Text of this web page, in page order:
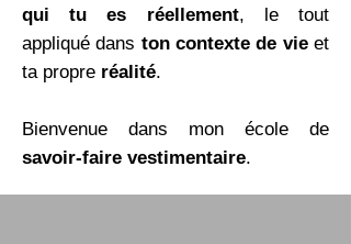
qui tu es réellement, le tout
appliqué dans ton contexte de vieet
ta propre réalité.
Bienvenue dans mon école de
savoir-faire vestimentaire.